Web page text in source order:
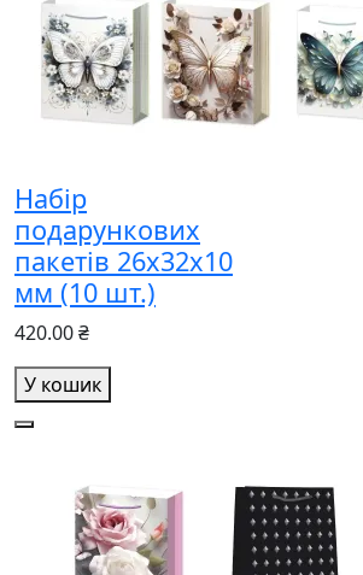
Набір
подарункових
пакетів 26х32х10
мм (10 шт.)
420.00 ₴
У кошик